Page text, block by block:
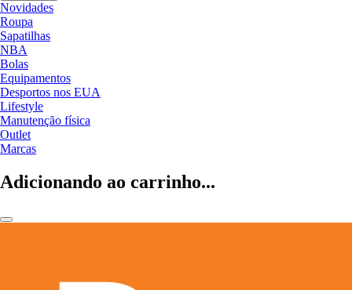
Novidades
Roupa
Sapatilhas
NBA
Bolas
Equipamentos
Desportos nos EUA
Lifestyle
Manutenção física
Outlet
Marcas
Adicionando ao carrinho...